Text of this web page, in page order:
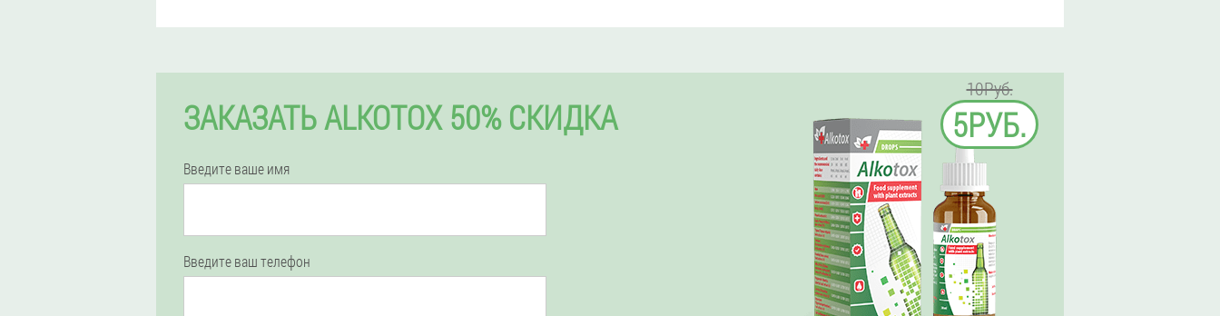
ЗАКАЗАТЬ ALKOTOX 50% СКИДКА
Введите ваше имя
Введите ваш телефон
10Руб.
5РУБ.